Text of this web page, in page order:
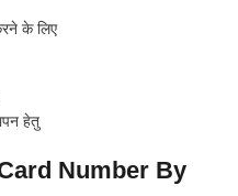
के लिए
हेतु
Number By